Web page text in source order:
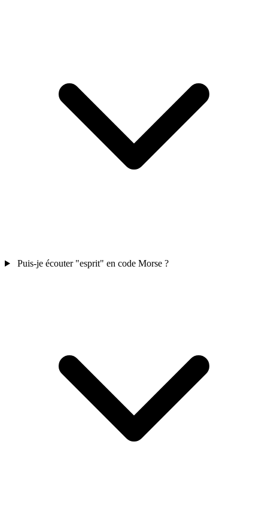
Puis-je écouter "esprit" en code Morse ?